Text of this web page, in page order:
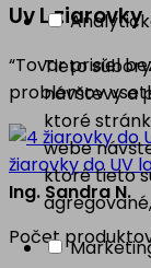
Uv L ziarovky
“Tovar prisiel
problemov
žiarovky do UV
Ing. Sandra N.
Počet
Tieto
návštevy a
ktoré
webe
ktoré tieto